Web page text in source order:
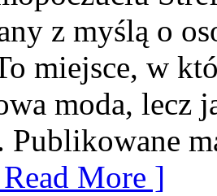
z myślą o
miejsce, w
moda, lecz
More ]